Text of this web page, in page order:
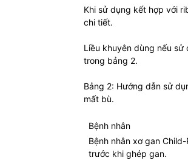
Khi sử dụng kết hợp với
chi tiết.
Liều khuyên dùng nếu
trong bảng 2.
Bảng 2: Hướng dẫn sử
mất bù.
Bệnh nhân
Bệnh nhân xơ gan
trước khi ghép gan.